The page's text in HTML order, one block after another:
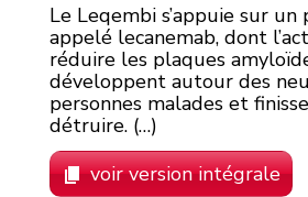
Le Leqembi s’appuie sur
appelé lecanemab, dont
réduire les plaques
développent autour des
personnes malades et
détruire. (…)
voir version intégrale